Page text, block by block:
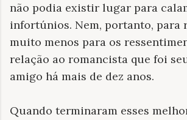
não podia existir lugar para
infortúnios. Nem, portanto, para
muito menos para os
relação ao romancista que foi
amigo há mais de dez anos.
Quando terminaram esses